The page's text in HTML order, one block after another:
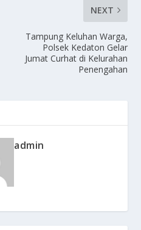
NEXT
Tampung Keluhan Warga,
Polsek Kedaton Gelar
Jumat Curhat di Kelurahan
Penengahan
admin